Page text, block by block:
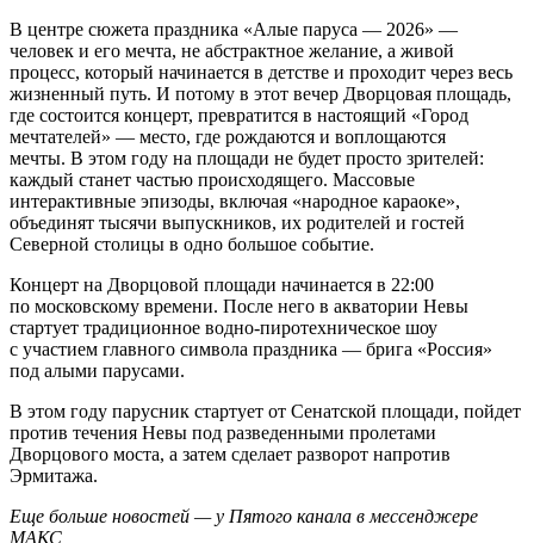
В центре сюжета праздника «Алые паруса — 2026» —
человек и его мечта, не абстрактное желание, а живой
процесс, который начинается в детстве и проходит через весь
жизненный путь. И потому в этот вечер Дворцовая площадь,
где состоится концерт, превратится в настоящий «Город
мечтателей» — место, где рождаются и воплощаются
мечты. В этом году на площади не будет просто зрителей:
каждый станет частью происходящего. Массовые
интерактивные эпизоды, включая «народное караоке»,
объединят тысячи выпускников, их родителей и гостей
Северной столицы в одно большое событие.
Концерт на Дворцовой площади начинается в 22:00
по московскому времени. После него в акватории Невы
стартует традиционное водно-пиротехническое шоу
с участием главного символа праздника — брига «Россия»
под алыми парусами.
В этом году парусник стартует от Сенатской площади, пойдет
против течения Невы под разведенными пролетами
Дворцового моста, а затем сделает разворот напротив
Эрмитажа.
Еще больше новостей — у Пятого канала в мессенджере
МАКС